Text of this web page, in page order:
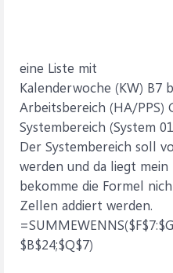
eine Liste mit
Kalenderwoche (KW) B7
Arbeitsbereich (HA/PPS)
Systembereich (System
Der Systembereich soll
werden und da liegt mein
bekomme die Formel
Zellen addiert werden.
$B$24;$Q$7)